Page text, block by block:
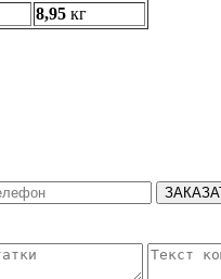
8,95 кг